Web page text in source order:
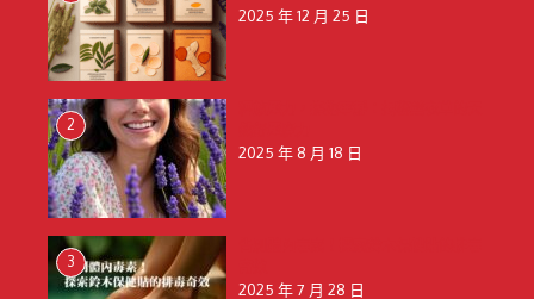
2025 年 12 月 25 日
2
2025 年 8 月 18 日
3
2025 年 7 月 28 日